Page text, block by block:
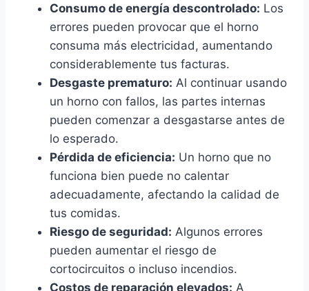
Consumo de energía descontrolado: Los
errores pueden provocar que el horno
consuma más electricidad, aumentando
considerablemente tus facturas.
Desgaste prematuro: Al continuar usando
un horno con fallos, las partes internas
pueden comenzar a desgastarse antes de
lo esperado.
Pérdida de eficiencia: Un horno que no
funciona bien puede no calentar
adecuadamente, afectando la calidad de
tus comidas.
Riesgo de seguridad: Algunos errores
pueden aumentar el riesgo de
cortocircuitos o incluso incendios.
Costos de reparación elevados: A